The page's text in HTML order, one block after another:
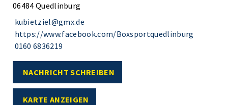
06484 Quedlinburg
kubietziel@gmx.de
https://www.facebook.com/Boxsportquedlinburg
0160 6836219
NACHRICHT SCHREIBEN
KARTE ANZEIGEN